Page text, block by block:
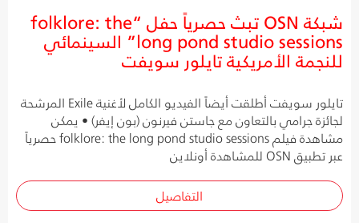
شبكة OSN تبث حصرياً حفل “folklore: the
long pond studio sessions” السينمائي
للنجمة الأمريكية تايلور سويفت
تايلور سويفت أطلقت أيضاً الفيديو الكامل لأغنية Exile المرشحة
لجائزة جرامي بالتعاون مع جاستن فيرنون (بون إيفر) • يمكن
مشاهدة فيلم folklore: the long pond studio sessions حصرياً
عبر تطبيق OSN للمشاهدة أونلاين
التفاصيل